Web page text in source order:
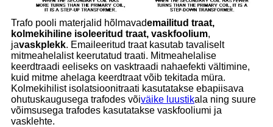
Trafo pooli materjalid hõlmavademailitud traat,
kolmekihiline isoleeritud traat, vaskfoolium,
javaskplekk. Emaileeritud traat kasutab tavaliselt
mitmeahelalist keerutatud traati. Mitmeahelalise
keerdtraadi eeliseks on vasktraadi nahaefekti vältimine,
kuid mitme ahelaga keerdtraat võib tekitada müra.
Kolmekihilist isolatsioonitraati kasutatakse ebapiisava
ohutuskaugusega trafodes võiväike luustikala ning suure
võimsusega trafodes kasutatakse vaskfooliumi ja
vasklehte.